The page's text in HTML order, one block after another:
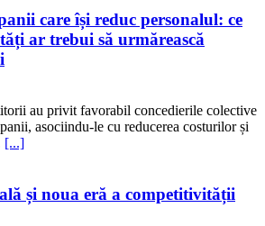
care își reduc personalul: ce
ar trebui să urmărească
au privit favorabil concedierile colective
asociindu-le cu reducerea costurilor și
[...]
și noua eră a competitivității